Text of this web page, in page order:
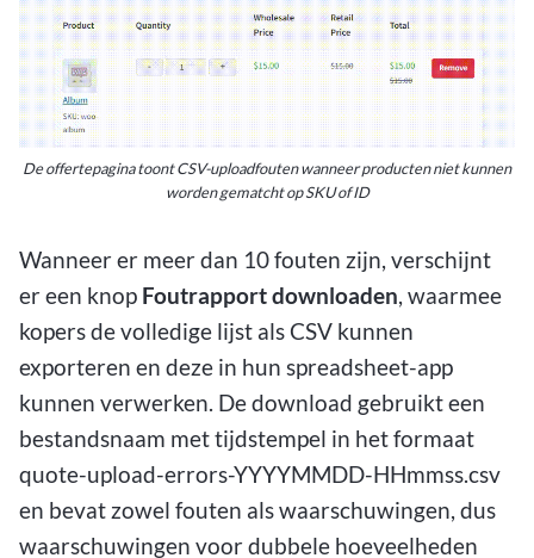
De offertepagina toont CSV-uploadfouten wanneer producten niet kunnen
worden gematcht op SKU of ID
Wanneer er meer dan 10 fouten zijn, verschijnt
er een knop Foutrapport downloaden, waarmee
kopers de volledige lijst als CSV kunnen
exporteren en deze in hun spreadsheet-app
kunnen verwerken. De download gebruikt een
bestandsnaam met tijdstempel in het formaat
quote-upload-errors-YYYYMMDD-HHmmss.csv
en bevat zowel fouten als waarschuwingen, dus
waarschuwingen voor dubbele hoeveelheden